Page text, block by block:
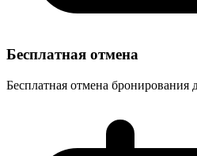
Бесплатная отмена
Бесплатная отмена бронирования